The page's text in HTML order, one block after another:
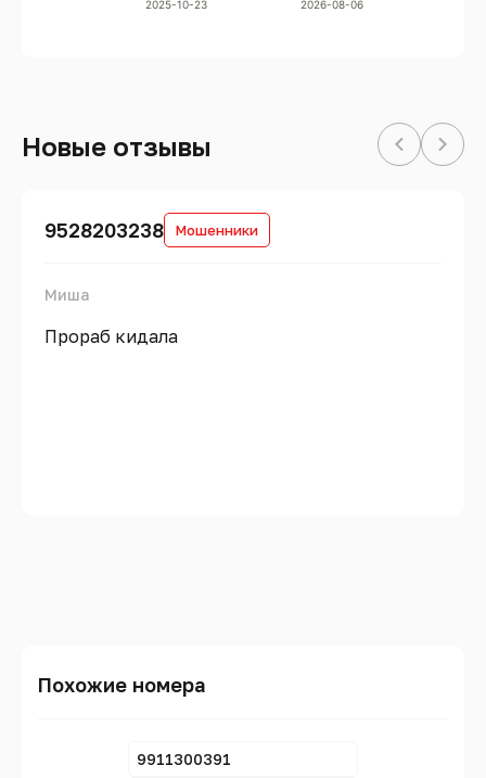
2025-10-23 2026-08-06
Новые отзывы
9528203238 Мошенники
Миша
Прораб кидала
Похожие номера
9911300391